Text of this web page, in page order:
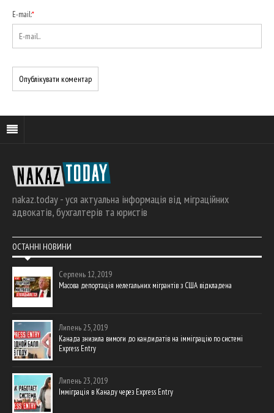
E-mail:*
nakaz.today - уся актуальна інформація від міграційних
адвокатів, бухгалтерів та юристів
ОСТАННІ НОВИНИ
Серпень 12, 2019
Масова депортація нелегальних мігрантів з США відкладена
Липень 25, 2019
Канада знизила вимоги до кандидатів на імміграцію по системі
Express Entry
Липень 23, 2019
Імміграція в Канаду через Express Entry